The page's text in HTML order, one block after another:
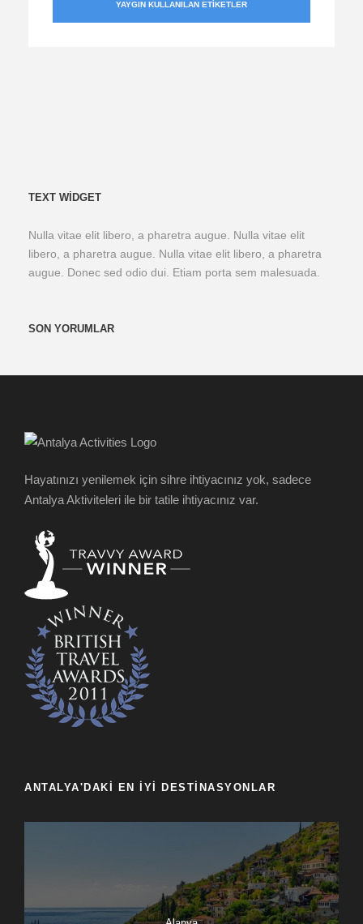
YAYGIN KULLANILAN ETIKETLER
TEXT WIDGET
Nulla vitae elit libero, a pharetra augue. Nulla vitae elit
libero, a pharetra augue. Nulla vitae elit libero, a pharetra
augue. Donec sed odio dui. Etiam porta sem malesuada.
SON YORUMLAR
Hayatınızı yenilemek için sihre ihtiyacınız yok, sadece
Antalya Aktiviteleri ile bir tatile ihtiyacınız var.
ANTALYA'DAKI EN İYI DESTINASYONLAR